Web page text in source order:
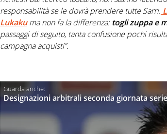
responsabilità se le dovrà prendere tutte Sarri.
Lukakuma non fa la differenza: togli zuppa e
passaggi di seguito, tanta confusione pochi
campagna acquisti”.
Designazioni arbitrali seconda giornata